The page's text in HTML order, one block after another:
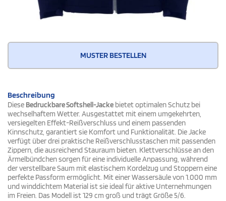
MUSTER BESTELLEN
Beschreibung
Diese Bedruckbare Softshell-Jacke bietet optimalen Schutz bei
wechselhaftem Wetter. Ausgestattet mit einem umgekehrten,
versiegelten Effekt-Reißverschluss und einem passenden
Kinnschutz, garantiert sie Komfort und Funktionalität. Die Jacke
verfügt über drei praktische Reißverschlusstaschen mit passenden
Zippern, die ausreichend Stauraum bieten. Klettverschlüsse an den
Ärmelbündchen sorgen für eine individuelle Anpassung, während
der verstellbare Saum mit elastischem Kordelzug und Stoppern eine
perfekte Passform ermöglicht. Mit einer Wassersäule von 1.000 mm
und winddichtem Material ist sie ideal für aktive Unternehmungen
im Freien. Das Modell ist 129 cm groß und trägt Größe 5/6.